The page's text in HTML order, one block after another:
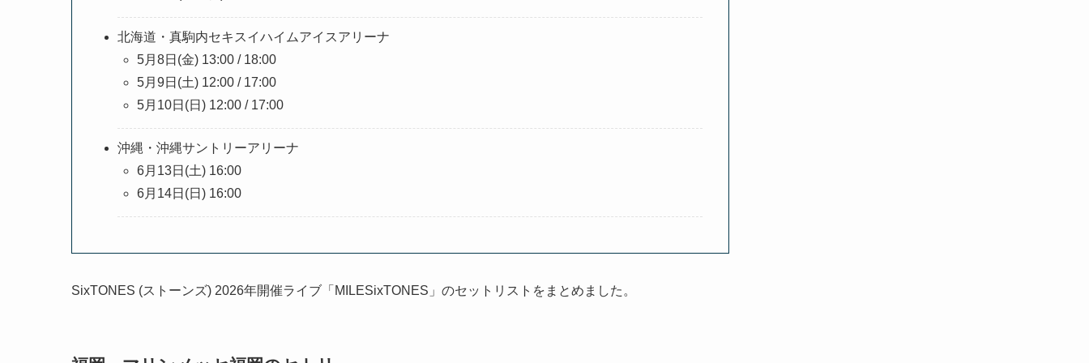
北海道・真駒内セキスイハイムアイスアリーナ
5月8日(金) 13:00 / 18:00
5月9日(土) 12:00 / 17:00
5月10日(日) 12:00 / 17:00
沖縄・沖縄サントリーアリーナ
6月13日(土) 16:00
6月14日(日) 16:00
SixTONES (ストーンズ) 2026年開催ライブ「MILESixTONES」のセットリストをまとめました。